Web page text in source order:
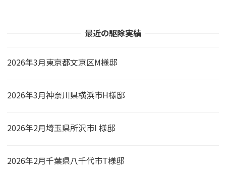
最近の駆除実績
2026年3月東京都文京区M様邸
2026年3月神奈川県横浜市H様邸
2026年2月埼玉県所沢市I 様邸
2026年2月千葉県八千代市T様邸